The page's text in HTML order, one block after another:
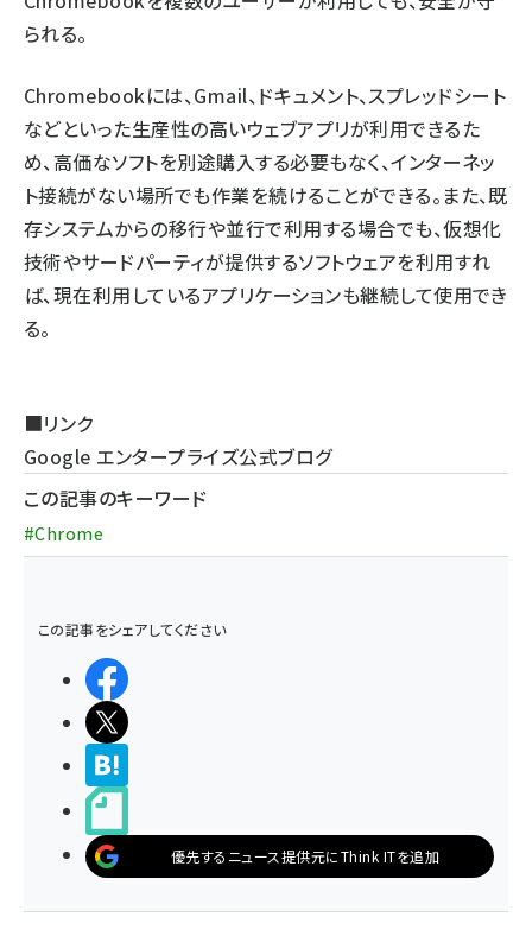
られる。
Chromebookには、Gmail、ドキュメント、スプレッドシート
などといった生産性の高いウェブアプリが利用できるた
め、高価なソフトを別途購入する必要もなく、インターネッ
ト接続がない場所でも作業を続けることができる。また、既
存システムからの移行や並行で利用する場合でも、仮想化
技術やサードパーティが提供するソフトウェアを利用すれ
ば、現在利用しているアプリケーションも継続して使用でき
る。
■リンク
Google エンタープライズ公式ブログ
この記事のキーワード
#Chrome
この記事をシェアしてください
優先するニュース提供元にThink ITを追加